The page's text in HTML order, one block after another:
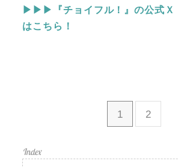
▶▶▶『チョイフル！』の公式Ｘ
はこちら！
1 2